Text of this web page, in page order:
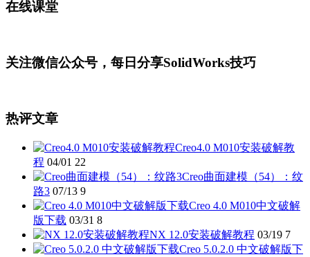
在线课堂
关注微信公众号，每日分享SolidWorks技巧
热评文章
Creo4.0 M010安装破解教
程 04/01 22
Creo曲面建模（54）：纹
路3 07/13 9
Creo 4.0 M010中文破解
版下载 03/31 8
NX 12.0安装破解教程 03/19 7
Creo 5.0.2.0 中文破解版下